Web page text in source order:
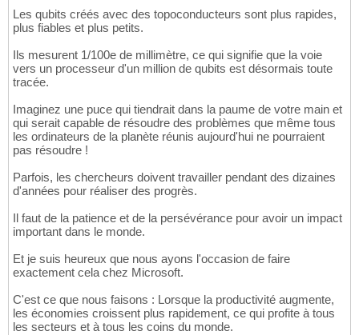
Les qubits créés avec des topoconducteurs sont plus rapides,
plus fiables et plus petits.
Ils mesurent 1/100e de millimètre, ce qui signifie que la voie
vers un processeur d'un million de qubits est désormais toute
tracée.
Imaginez une puce qui tiendrait dans la paume de votre main et
qui serait capable de résoudre des problèmes que même tous
les ordinateurs de la planète réunis aujourd'hui ne pourraient
pas résoudre !
Parfois, les chercheurs doivent travailler pendant des dizaines
d'années pour réaliser des progrès.
Il faut de la patience et de la persévérance pour avoir un impact
important dans le monde.
Et je suis heureux que nous ayons l'occasion de faire
exactement cela chez Microsoft.
C'est ce que nous faisons : Lorsque la productivité augmente,
les économies croissent plus rapidement, ce qui profite à tous
les secteurs et à tous les coins du monde.